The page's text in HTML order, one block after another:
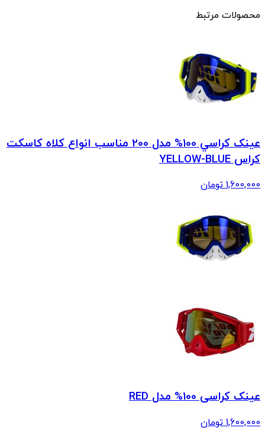
محصولات مرتبط
عينک کراسي 100% مدل 200 مناسب انواع کلاه کاسکت
کراس YELLOW-BLUE
1,600,000 تومان
عینک کراسی 100% مدل RED
1,600,000 تومان